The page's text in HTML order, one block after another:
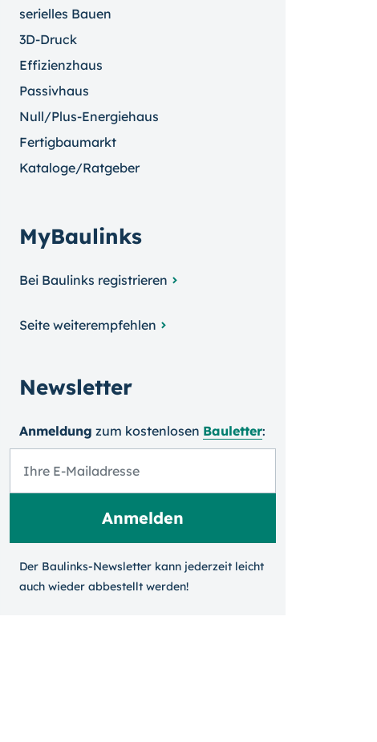
serielles Bauen
3D-Druck
Effizienzhaus
Passivhaus
Null/Plus-Energiehaus
Fertigbaumarkt
Kataloge/Ratgeber
MyBaulinks
Bei Baulinks registrieren
Seite weiterempfehlen
Newsletter
Anmeldung zum kosten­losen Bauletter:
Der Baulinks-Newsletter kann jeder­zeit leicht
auch wieder ab­bestellt werden!